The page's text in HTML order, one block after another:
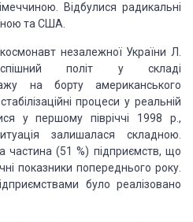
Відбулися радикальні
та США.
незалежної України Л.
політ у складі
на борту американського
процеси у реальній
у першому півріччі 1998 р.,
залишалася складною.
частина (51 %) підприємств, що
показники попереднього року.
було реалізовано